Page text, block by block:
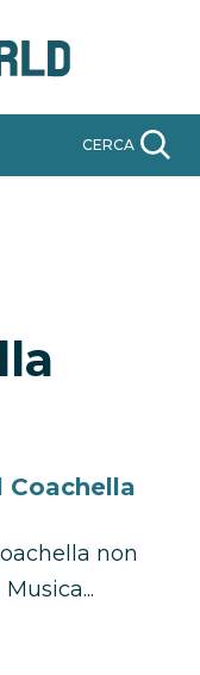
CERCA
non